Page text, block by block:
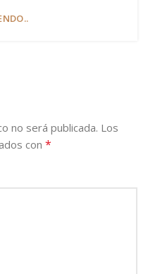
no será publicada. Los
con *